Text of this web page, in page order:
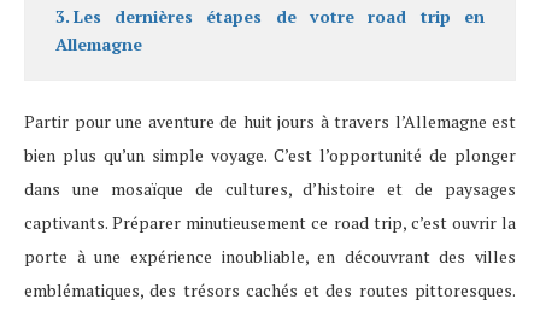
Les dernières étapes de votre road trip en
Allemagne
Partir pour une aventure de huit jours à travers l’Allemagne est
bien plus qu’un simple voyage. C’est l’opportunité de plonger
dans une mosaïque de cultures, d’histoire et de paysages
captivants. Préparer minutieusement ce road trip, c’est ouvrir la
porte à une expérience inoubliable, en découvrant des villes
emblématiques, des trésors cachés et des routes pittoresques.